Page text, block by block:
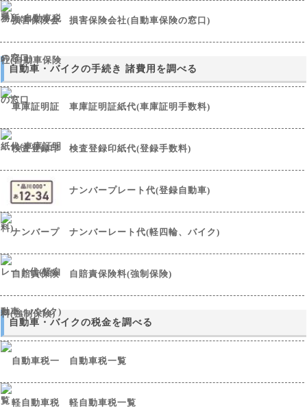
損害保険会社(自動車保険の窓口)
自動車・バイクの手続き 諸費用を調べる
車庫証明証紙代(車庫証明手数料)
検査登録印紙代(登録手数料)
ナンバープレート代(登録自動車)
ナンバーレート代(軽四輪、バイク)
自賠責保険料(強制保険)
自動車・バイクの税金を調べる
自動車税一覧
軽自動車税一覧